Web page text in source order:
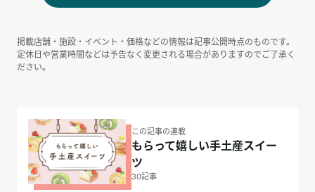
掲載店舗・施設・イベント・価格などの情報は記事公開時点のものです。
定休日や営業時間などは予告なく変更される場合がありますのでご了承く
ださい。
この記事の連載
もらって嬉しい手土産スイー
ツ
30記事